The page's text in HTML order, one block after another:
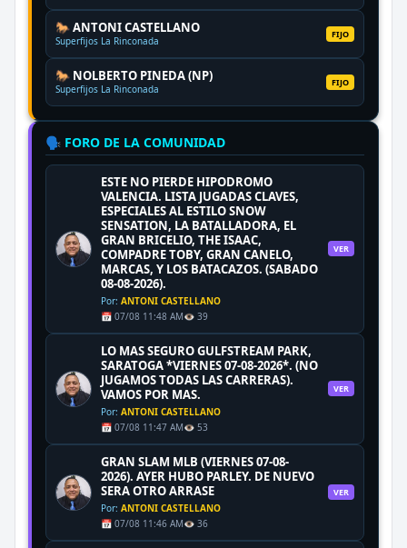
🐎 ANTONI CASTELLANO
Superfijos La Rinconada
FIJO
🐎 NOLBERTO PINEDA (NP)
Superfijos La Rinconada
FIJO
🗣️ FORO DE LA COMUNIDAD
ESTE NO PIERDE HIPODROMO
VALENCIA. LISTA JUGADAS CLAVES,
ESPECIALES AL ESTILO SNOW
SENSATION, LA BATALLADORA, EL
GRAN BRICELIO, THE ISAAC,
COMPADRE TOBY, GRAN CANELO,
MARCAS, Y LOS BATACAZOS. (SABADO
08-08-2026).
Por: ANTONI CASTELLANO
📅 07/08 11:48 AM👁️ 39
VER
LO MAS SEGURO GULFSTREAM PARK,
SARATOGA *VIERNES 07-08-2026*. (NO
JUGAMOS TODAS LAS CARRERAS).
VAMOS POR MAS.
Por: ANTONI CASTELLANO
📅 07/08 11:47 AM👁️ 53
VER
GRAN SLAM MLB (VIERNES 07-08-
2026). AYER HUBO PARLEY. DE NUEVO
SERA OTRO ARRASE
Por: ANTONI CASTELLANO
📅 07/08 11:46 AM👁️ 36
VER